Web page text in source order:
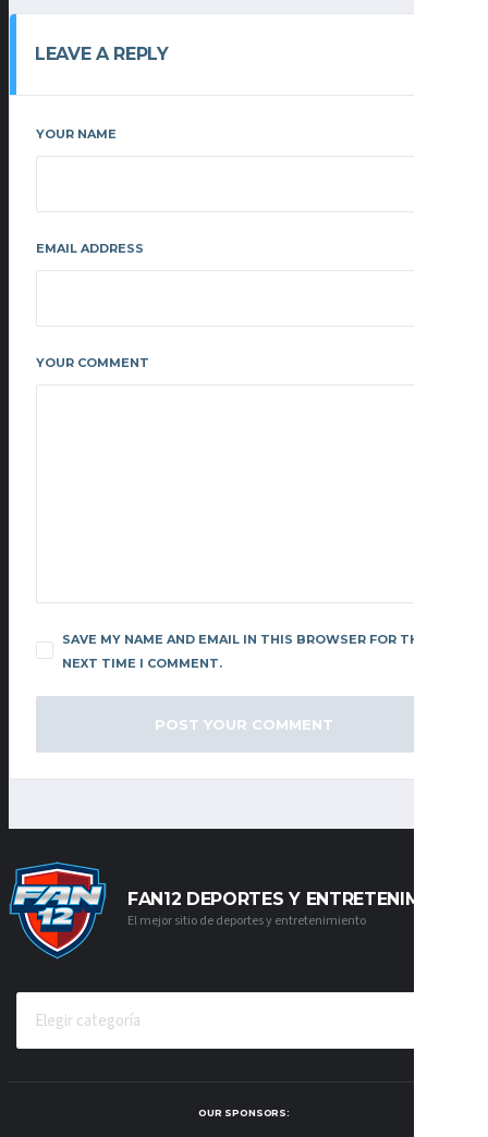
LEAVE A REPLY
YOUR NAME
EMAIL ADDRESS
YOUR COMMENT
SAVE MY NAME AND EMAIL IN THIS BROWSER FOR THE
NEXT TIME I COMMENT.
FAN12 DEPORTES Y ENTRETENIMIENTO
El mejor sitio de deportes y entretenimiento
OUR SPONSORS: